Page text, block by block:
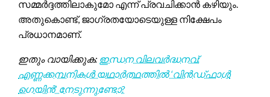
സമ്മർദ്ദത്തിലാകുമോ എന്ന് പ്രവചിക്കാൻ കഴിയും.
അതുകൊണ്ട്, ജാഗ്രതയോടെയുള്ള നിക്ഷേപം
പ്രധാനമാണ്.
ഇതും വായിക്കുക: ഇന്ധന വിലവർദ്ധനവ്:
എണ്ണക്കമ്പനികൾ യഥാർത്ഥത്തിൽ ‘വിൻഡ്‌ഫാൾ
ഗെയിൻ’ നേടുന്നുണ്ടോ?